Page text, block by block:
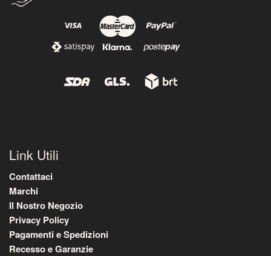
Link Utili
Contattaci
Marchi
Il Nostro Negozio
Privacy Policy
Pagamenti e Spedizioni
Recesso e Garanzie